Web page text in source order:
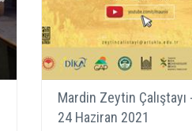
Mardin Zeytin Çalıştayı
24 Haziran 2021